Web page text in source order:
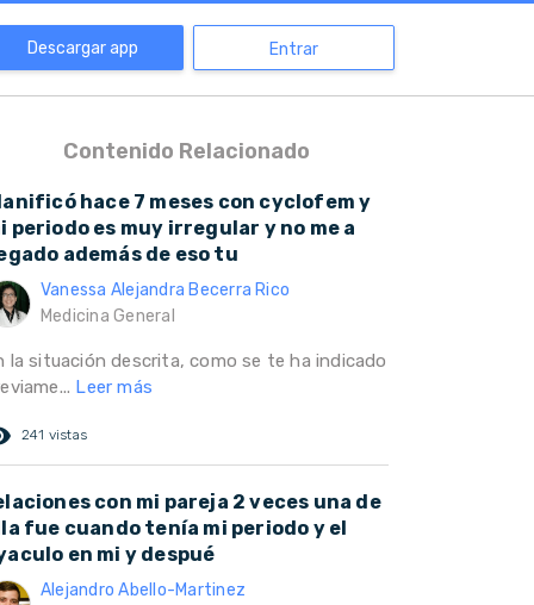
Descargar app Entrar
Contenido Relacionado
hace 7 meses con cyclofem y
periodo es muy irregular y no me a
además de eso tu
Vanessa Alejandra Becerra Rico
Medicina General
la situación descrita, como se te ha indicado
Leer más
241 vistas
con mi pareja 2 veces una de
fue cuando tenía mi periodo y el
en mi y despué
Alejandro Abello-Martinez